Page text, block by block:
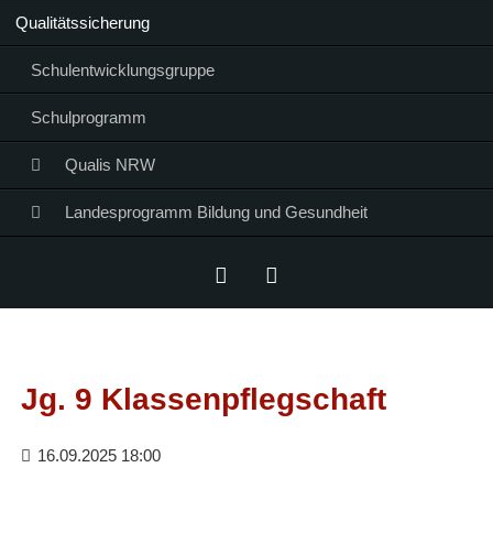
Qualitätssicherung
Schulentwicklungsgruppe
Schulprogramm
Qualis NRW
Landesprogramm Bildung und Gesundheit
Feed
Jg. 9 Klassenpflegschaft
16.09.2025 18:00